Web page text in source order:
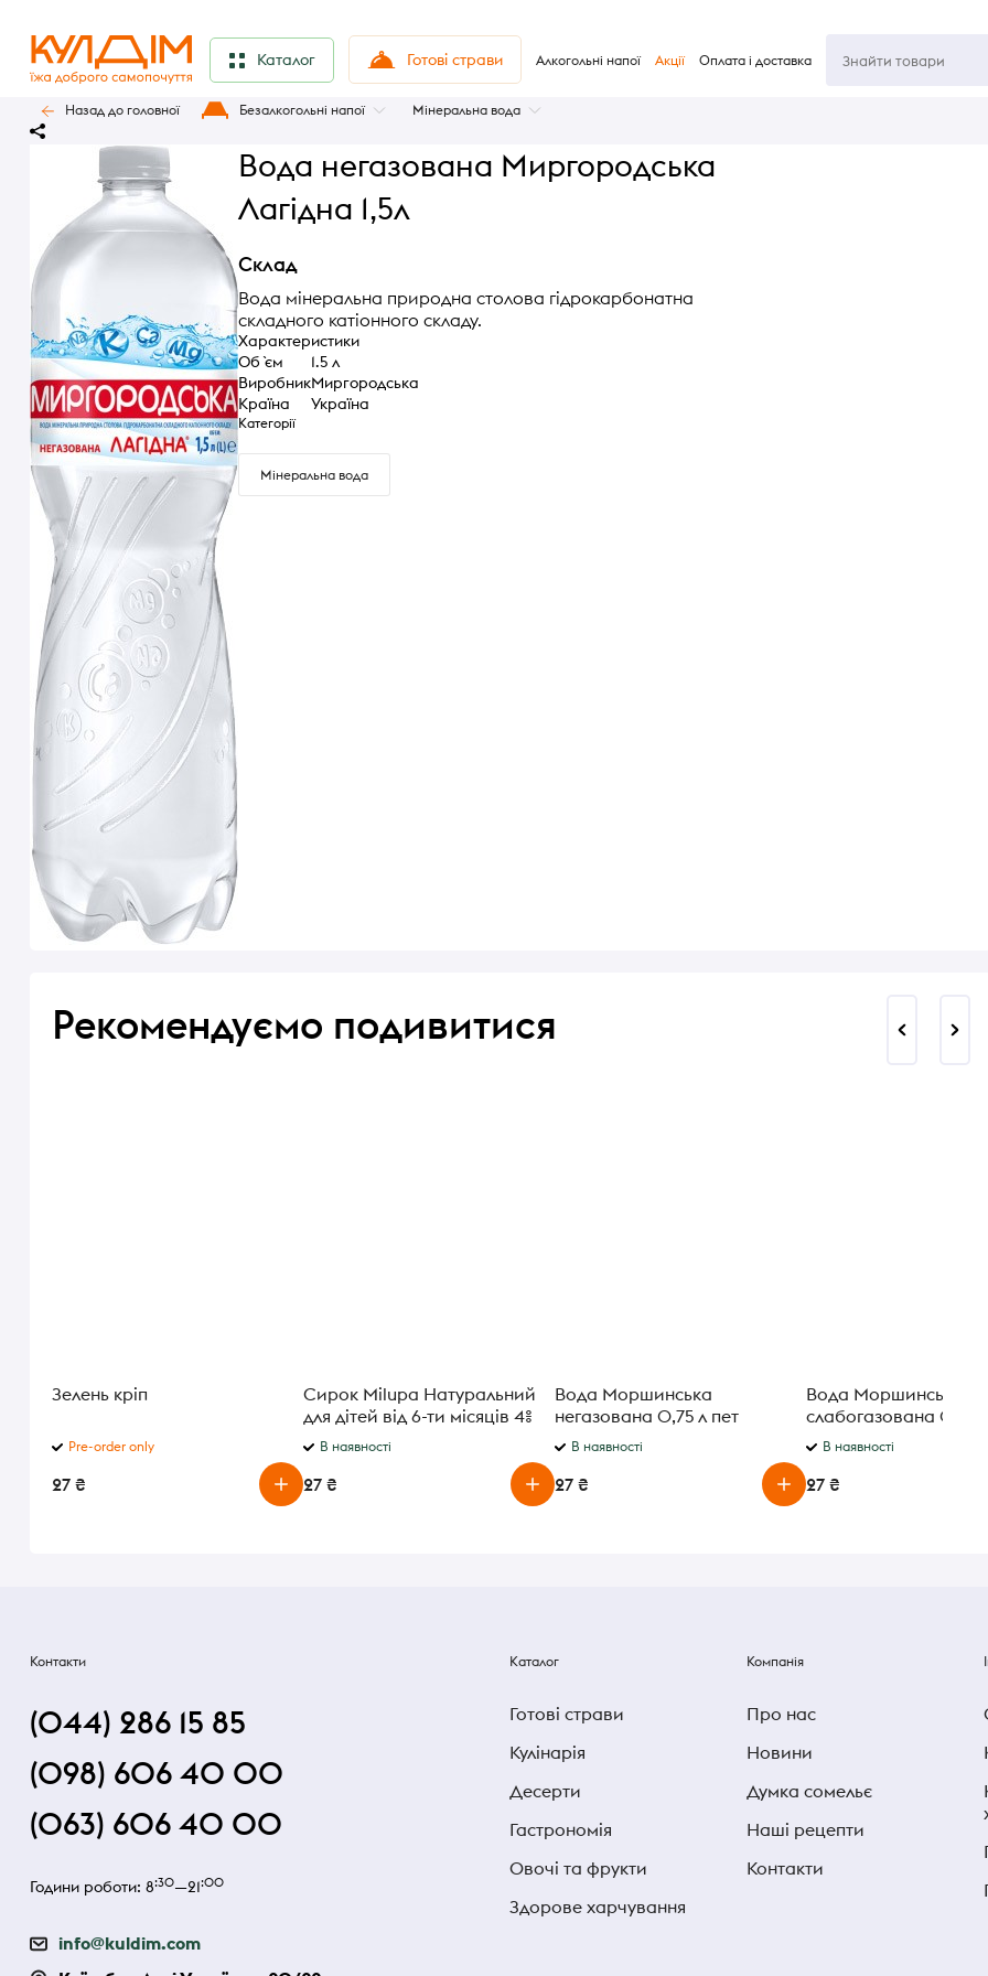
Каталог Готові страви Алкогольні напої Акції Оплата і доставка
Назад до головної Безалкогольні напої Мінеральна вода
Вода негазована Миргородська
Лагідна 1,5л
Склад
Вода мінеральна природна столова гідрокарбонатна
складного катіонного складу.
Характеристики
Об `єм
1.5 л
ВиробникМиргородська
Країна
Україна
Категорії
Мінеральна вода
Рекомендуємо подивитися
Зелень кріп
Pre-order only
27 ₴
Сирок Milupa Натуральний
для дітей від 6-ти місяців 4%
90гВ наявності
27 ₴
Вода Моршинська
негазована 0,75 л пет
В наявності
27 ₴
Вода Моршинська
слабогазована 0,75л
В наявності
27 ₴
Контакти
(044) 286 15 85
(098) 606 40 00
(063) 606 40 00
Години роботи: 8:30—21:00
info@kuldim.com
Каталог
Готові страви
Кулінарія
Десерти
Гастрономія
Овочі та фрукти
Здорове харчування
Компанія
Про нас
Новини
Думка сомельє
Наші рецепти
Контакти